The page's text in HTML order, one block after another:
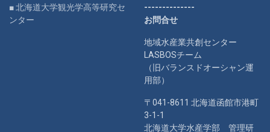
■ 北海道大学観光学高等研究セ
ンター
--------------
お問合せ
地域水産業共創センター
LASBOSチーム
（旧バランスドオーシャン運
用部）
〒041-8611 北海道函館市港町
3-1-1
北海道大学水産学部 管理研